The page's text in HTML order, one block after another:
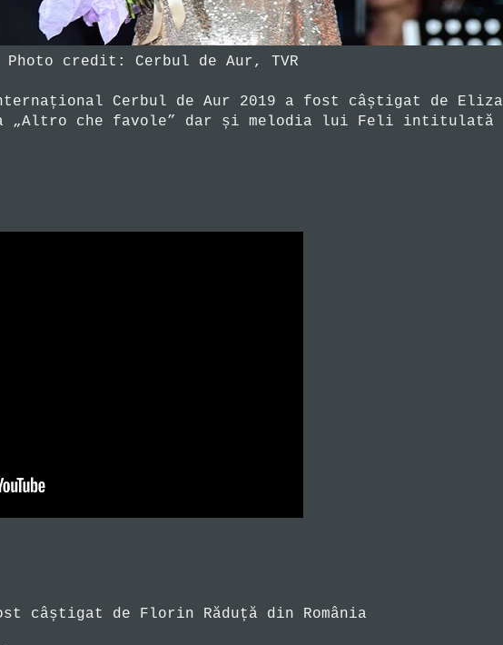
Photo credit: Cerbul de Aur, TVR
Cerbul de Aur 2019 a fost câștigat de Eliza
„Altro che favole” dar și melodia lui Feli intitulată
câștigat de Florin Răduță din România